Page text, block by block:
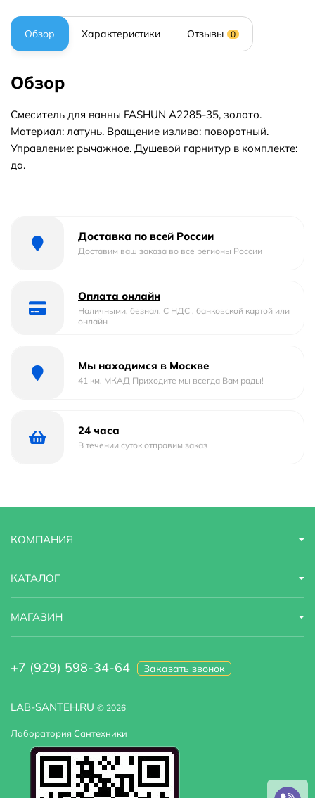
Обзор Характеристики Отзывы 0
Обзор
Смеситель для ванны FASHUN A2285-35, золото.
Материал: латунь. Вращение излива: поворотный.
Управление: рычажное. Душевой гарнитур в комплекте:
да.
Доставка по всей России
Доставим ваш заказа во все регионы России
Оплата онлайн
Наличными, безнал. С НДС , банковской картой или
онлайн
Мы находимся в Москве
41 км. МКАД Приходите мы всегда Вам рады!
24 часа
В течении суток отправим заказ
LAB-SANTEH.RU © 2026
Лаборатория Сантехники
КОМПАНИЯ
КАТАЛОГ
МАГАЗИН
+7 (929) 598-34-64 Заказать звонок